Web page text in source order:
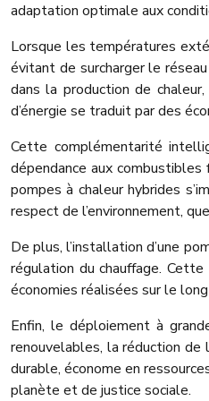
adaptation optimale aux
Lorsque les températures
évitant de surcharger le
dans la production de
d’énergie se traduit par des
Cette complémentarité
dépendance aux
pompes à chaleur hybrides
respect de l’environnement,
De plus, l’installation d’une
régulation du chauffage.
économies réalisées sur le
Enfin, le déploiement à
renouvelables, la réduction
durable, économe en
planète et de justice sociale.